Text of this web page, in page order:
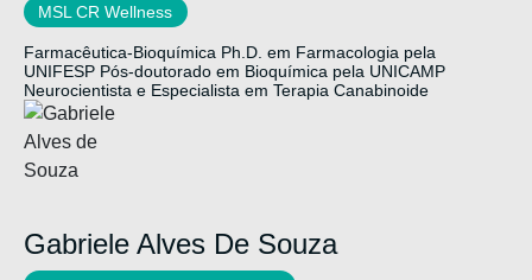
MSL CR Wellness
Farmacêutica-Bioquímica Ph.D. em Farmacologia pela
UNIFESP Pós-doutorado em Bioquímica pela UNICAMP
Neurocientista e Especialista em Terapia Canabinoide
Gabriele Alves De Souza